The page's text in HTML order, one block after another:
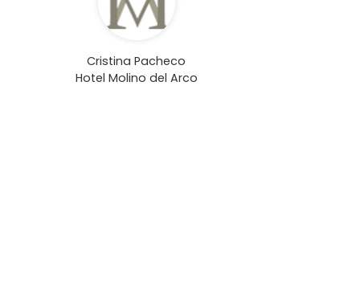
Cristina Pacheco
Hotel Molino del Arco